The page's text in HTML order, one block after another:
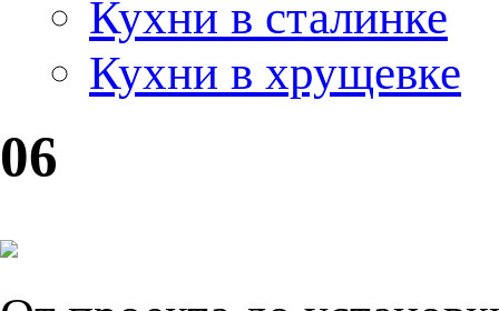
Кухни в сталинке
Кухни в хрущевке
06